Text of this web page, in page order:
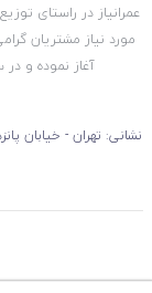
عمرانیاز در راستای
آغاز نموده و در سال 1397 با ظاهری
نشانی: تهران - خیابان